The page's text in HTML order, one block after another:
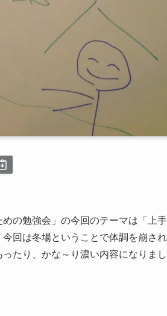
の勉強会」の今回のテーマは「上
回は冬場ということで体調を崩さ
たり、かな～り濃い内容になりまし